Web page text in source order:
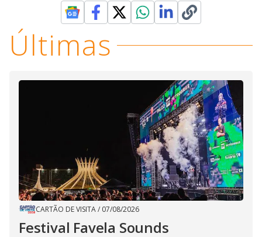
Últimas
CARTÃO DE VISITA/ 07/08/2026
Festival Favela Sounds